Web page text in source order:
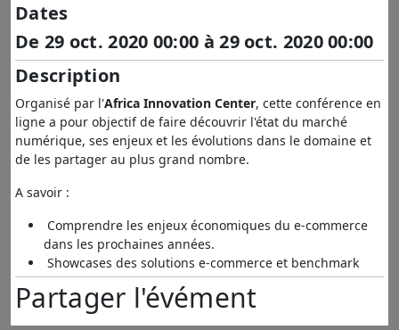
Dates
De 29 oct. 2020 00:00 à 29 oct. 2020 00:00
Description
Organisé par l'Africa Innovation Center, cette conférence en
ligne a pour objectif de faire découvrir l'état du marché
numérique, ses enjeux et les évolutions dans le domaine et
de les partager au plus grand nombre.
A savoir :
Comprendre les enjeux économiques du e-commerce
dans les prochaines années.
Showcases des solutions e-commerce et benchmark
Découvrir le potentiel du marché numérique et les
futurs leaders dans ce domaine
Comprendre les solutions de paiement en ligne
Partager l'évément